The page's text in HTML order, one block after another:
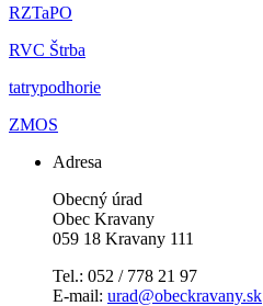
RZTaPO
RVC Štrba
tatrypodhorie
ZMOS
Adresa
Obecný úrad
Obec Kravany
059 18 Kravany 111
Tel.: 052 / 778 21 97
E-mail: urad@obeckravany.sk